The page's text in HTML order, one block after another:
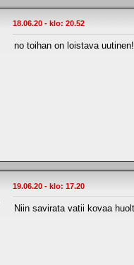
18.06.20 - klo: 20.52
no toihan on loistava uutinen!
19.06.20 - klo: 17.20
Niin savirata vatii kovaa